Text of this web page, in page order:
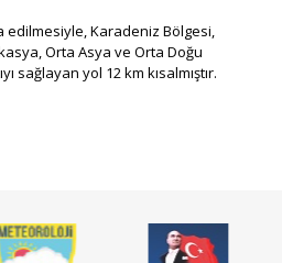
edilmesiyle, Karadeniz Bölgesi,
Orta Asya ve Orta Doğu
sağlayan yol 12 km kısalmıştır.